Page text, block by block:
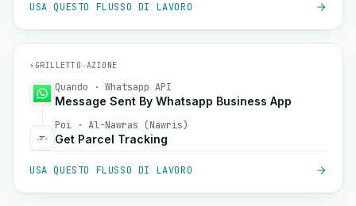
USA QUESTO FLUSSO DI LAVORO
⚡ GRILLETTO→AZIONE
Quando · Whatsapp API
Message Sent By Whatsapp Business App
Poi · Al-Nawras (Nawris)
Get Parcel Tracking
USA QUESTO FLUSSO DI LAVORO